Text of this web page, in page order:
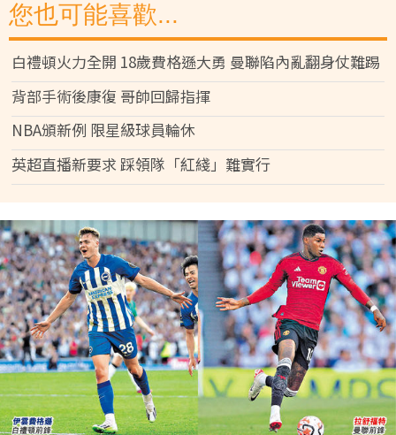
您也可能喜歡...
白禮頓火力全開 18歲費格遜大勇 曼聯陷內亂翻身仗難踢
背部手術後康復 哥帥回歸指揮
NBA頒新例 限星級球員輪休
英超直播新要求 踩領隊「紅綫」難實行